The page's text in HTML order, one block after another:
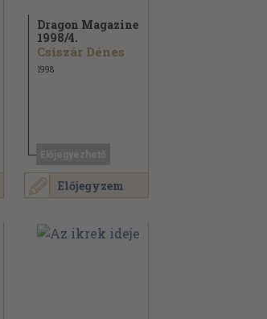
Előjegyzem
Dragon Magazine
1998/4.
Csiszár Dénes
1998